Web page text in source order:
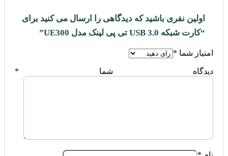
اولین نفری باشید که دیدگاهی را ارسال می کنید برای
“کارت شبکه USB 3.0 تی پی لینک مدل UE300”
امتیاز شما *
دیدگاه شما *